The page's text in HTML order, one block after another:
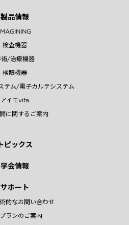
製品情報
検査機器
術/治療機器
検眼機器
テム/電子カルテシステム
アイモvifa
に関するご案内
ピックス
学会情報
サポート
的なお問い合わせ
ランのご案内